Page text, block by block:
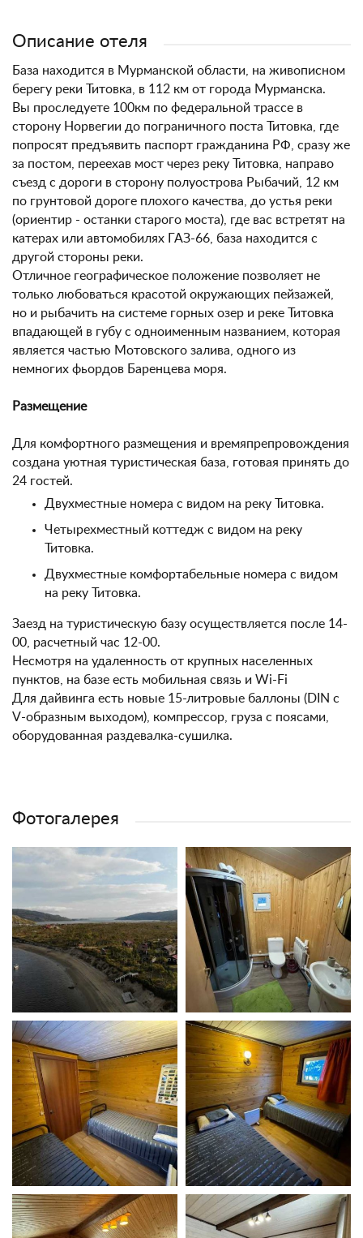
Описание отеля
База находится в Мурманской области, на живописном
берегу реки Титовка, в 112 км от города Мурманска.
Вы проследуете 100км по федеральной трассе в
сторону Норвегии до пограничного поста Титовка, где
попросят предъявить паспорт гражданина РФ, сразу же
за постом, переехав мост через реку Титовка, направо
съезд с дороги в сторону полуострова Рыбачий, 12 км
по грунтовой дороге плохого качества, до устья реки
(ориентир - останки старого моста), где вас встретят на
катерах или автомобилях ГАЗ-66, база находится с
другой стороны реки.
Отличное географическое положение позволяет не
только любоваться красотой окружающих пейзажей,
но и рыбачить на системе горных озер и реке Титовка
впадающей в губу с одноименным названием, которая
является частью Mотовского залива, одного из
немногих фьордов Баренцева моря.
Размещение
Для комфортного размещения и времяпрепровождения
создана уютная туристическая база, готовая принять до
24 гостей.
Двухместные номера с видом на реку Титовка.
Четырехместный коттедж с видом на реку
Титовка.
Двухместные комфортабельные номера с видом
на реку Титовка.
Заезд на туристическую базу осуществляется после 14-
00, расчетный час 12-00.
Несмотря на удаленность от крупных населенных
пунктов, на базе есть мобильная связь и Wi-Fi
Для дайвинга есть новые 15-литровые баллоны (DIN с
V-образным выходом), компрессор, груза с поясами,
оборудованная раздевалка-сушилка.
Фотогалерея